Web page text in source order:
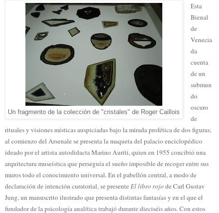
Un fragmento de la colección de "cristales" de Roger Caillois
Esta
Bienal
de
Venecia
da
cuenta
de un
submun
do
oscuro
de
rituales y visiones místicas auspiciadas bajo la mirada profética de dos figuras;
al comienzo del Arsenale se presenta la maqueta del palacio enciclopédico
ideado por el artista autodidacta Marino Auriti, quien en 1955 concibió una
arquitectura museística que perseguía el sueño imposible de recoger entre sus
muros todo el conocimiento universal. En el pabellón central, a modo de
declaración de intención curatorial, se presente El libro rojo de Carl Gustav
Jung, un manuscrito ilustrado que presenta distintas fantasías y en el que el
fundador de la psicología analítica trabajó durante dieciséis años. Con estos